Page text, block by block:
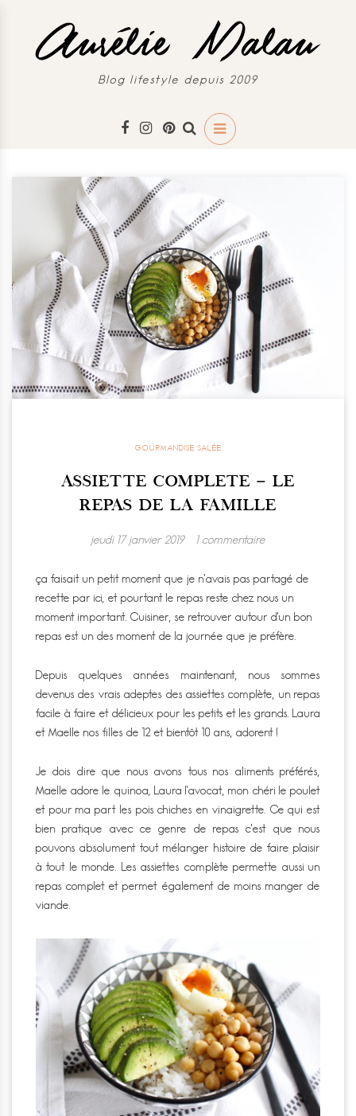
Blog lifestyle depuis 2009
GOURMANDISE SALÉE
ASSIETTE COMPLETE – LE
REPAS DE LA FAMILLE
jeudi 17 janvier 2019 1 commentaire
ça faisait un petit moment que je n’avais pas partagé de
recette par ici, et pourtant le repas reste chez nous un
moment important. Cuisiner, se retrouver autour d’un bon
repas est un des moment de la journée que je préfère.
Depuis quelques années maintenant, nous sommes
devenus des vrais adeptes des assiettes complète, un repas
facile à faire et délicieux pour les petits et les grands. Laura
et Maelle nos filles de 12 et bientôt 10 ans, adorent !
Je dois dire que nous avons tous nos aliments préférés,
Maelle adore le quinoa, Laura l’avocat, mon chéri le poulet
et pour ma part les pois chiches en vinaigrette. Ce qui est
bien pratique avec ce genre de repas c’est que nous
pouvons absolument tout mélanger histoire de faire plaisir
à tout le monde. Les assiettes complète permette aussi un
repas complet et permet également de moins manger de
viande.